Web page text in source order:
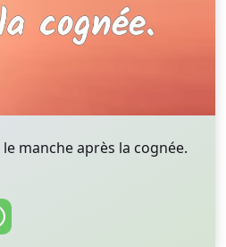
manche après la cognée.